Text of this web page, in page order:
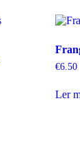
€6.50
Ler